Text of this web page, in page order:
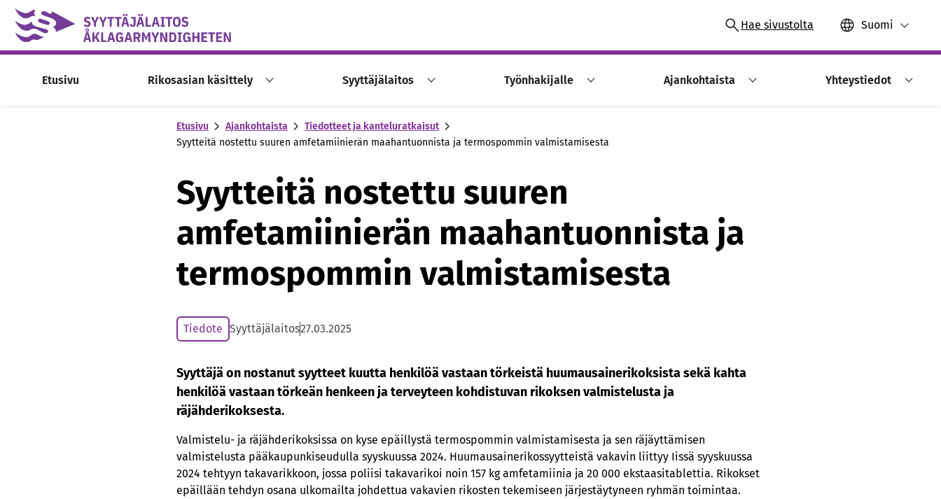
Skip to content -saavutettavuusohje
Hae sivustolta Suomi
Etusivu Rikosasian käsittely Syyttäjälaitos Työnhakijalle Ajankohtaista Yhteystiedot
Etusivu Ajankohtaista
Tiedotteet ja kanteluratkaisut
Syytteitä nostettu suuren amfetamiinierän maahantuonnista ja termospommin valmistamisesta
Syytteitä nostettu suuren
amfetamiinierän maahantuonnista ja
termospommin valmistamisesta
Tiedote Syyttäjälaitos27.03.2025
Syyttäjä on nostanut syytteet kuutta henkilöä vastaan törkeistä huumausainerikoksista sekä kahta
henkilöä vastaan törkeän henkeen ja terveyteen kohdistuvan rikoksen valmistelusta ja
räjähderikoksesta.
Valmistelu- ja räjähderikoksissa on kyse epäillystä termospommin valmistamisesta ja sen räjäyttämisen
valmistelusta pääkaupunkiseudulla syyskuussa 2024. Huumausainerikossyytteistä vakavin liittyy Iissä syyskuussa
2024 tehtyyn takavarikkoon, jossa poliisi takavarikoi noin 157 kg amfetamiinia ja 20 000 ekstaasitablettia. Rikokset
epäillään tehdyn osana ulkomailta johdettua vakavien rikosten tekemiseen järjestäytyneen ryhmän toimintaa.